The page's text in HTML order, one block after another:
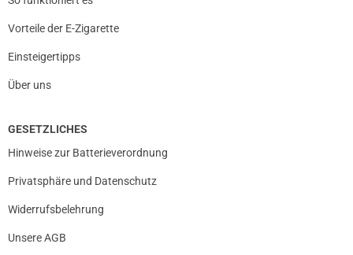
Vorteile der E-Zigarette
Einsteigertipps
Über uns
GESETZLICHES
Hinweise zur Batterieverordnung
Privatsphäre und Datenschutz
Widerrufsbelehrung
Unsere AGB